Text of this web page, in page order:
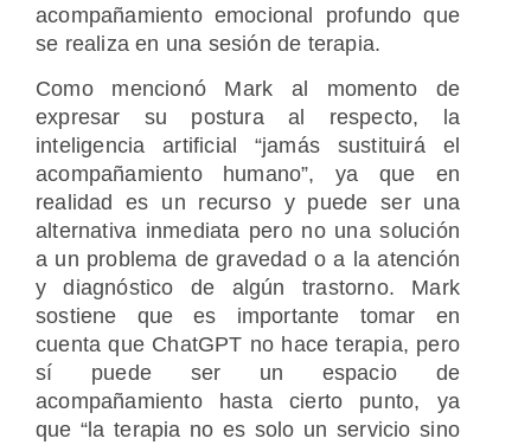
acompañamiento emocional profundo que
se realiza en una sesión de terapia.
Como mencionó Mark al momento de
expresar su postura al respecto, la
inteligencia artificial “jamás sustituirá el
acompañamiento humano”, ya que en
realidad es un recurso y puede ser una
alternativa inmediata pero no una solución
a un problema de gravedad o a la atención
y diagnóstico de algún trastorno. Mark
sostiene que es importante tomar en
cuenta que ChatGPT no hace terapia, pero
sí puede ser un espacio de
acompañamiento hasta cierto punto, ya
que “la terapia no es solo un servicio sino